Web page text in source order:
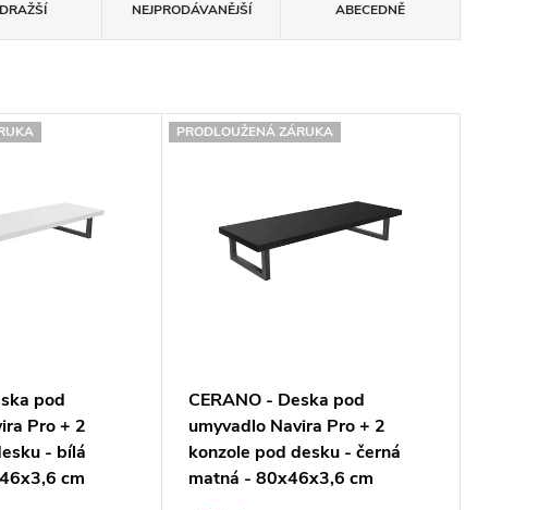
NEJPRODÁVANĚJŠÍ ABECEDNĚ
pod
Pro + 2
- bílá
cm
PRODLOUŽENÁ ZÁRUKA
CERANO - Deska pod
umyvadlo Navira Pro + 2
konzole pod desku - černá
matná - 80x46x3,6 cm